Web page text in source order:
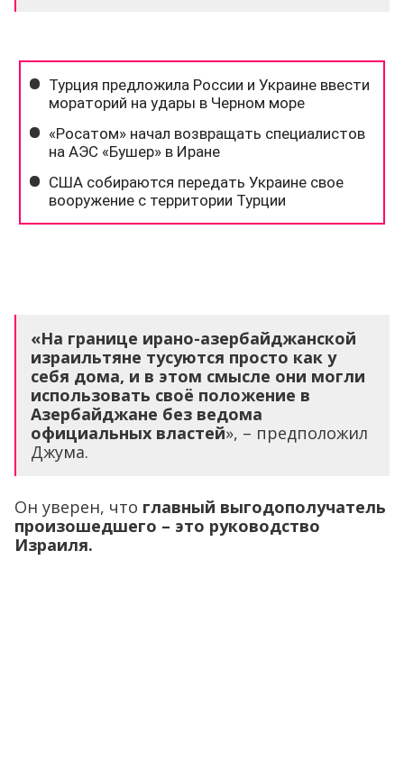
«На границе ирано-азербайджанской
израильтяне тусуются просто как у
себя дома, и в этом смысле они могли
использовать своё положение в
Азербайджане без ведома
официальных властей», – предположил
Джума.
Он уверен, что главный выгодополучатель
произошедшего – это руководство
Израиля.